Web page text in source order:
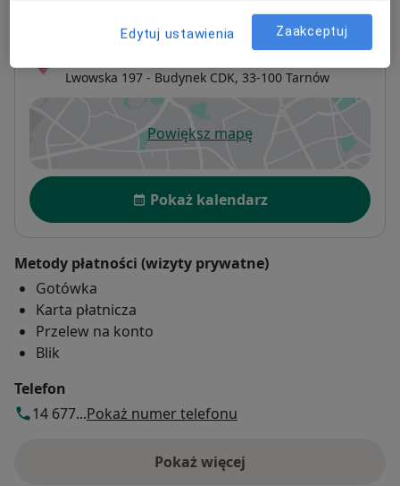
Lwowska 197 - Budynek CDK, 33-100 Tarnów
Powiększ mapęotwiera się w nowej karcie
Dostępność
Pokaż kalendarz
Metody płatności (wizyty prywatne)
Gotówka
Karta płatnicza
Przelew na konto
Blik
Telefon
14 677...Pokaż numer telefonu
Pokaż więcej
o adresie
Edytuj ustawienia Zaakceptuj